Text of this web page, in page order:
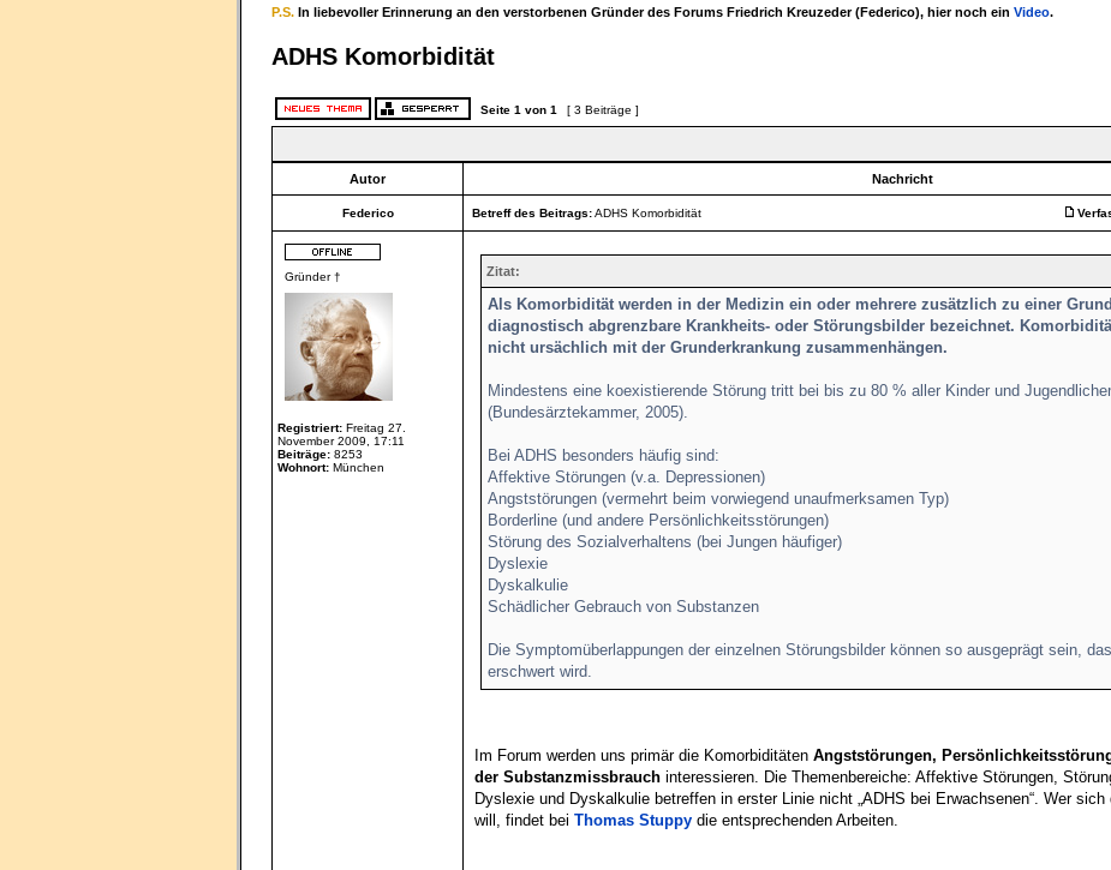
P.S. In liebevoller Erinnerung an den verstorbenen Gründer des Forums Friedrich Kreuzeder (Federico), hier noch ein Video.
ADHS Komorbidität
Seite 1 von 1 [ 3 Beiträge ]
Autor Nachricht
Federico Betreff des Beitrags:ADHS Komorbidität
Gründer †
Registriert: Freitag 27.
November 2009, 17:11
Beiträge: 8253
Wohnort: München
Zitat:
Als Komorbidität werden in der Medizin ein oder mehrere zusätzlich zu einer
diagnostisch abgrenzbare Krankheits- oder Störungsbilder bezeichnet.
nicht ursächlich mit der Grunderkrankung zusammenhängen.
Mindestens eine koexistierende Störung tritt bei bis zu 80 % aller Kinder und
(Bundesärztekammer, 2005).
Bei ADHS besonders häufig sind:
Affektive Störungen (v.a. Depressionen)
Angststörungen (vermehrt beim vorwiegend unaufmerksamen Typ)
Borderline (und andere Persönlichkeitsstörungen)
Störung des Sozialverhaltens (bei Jungen häufiger)
Dyslexie
Dyskalkulie
Schädlicher Gebrauch von Substanzen
Die Symptomüberlappungen der einzelnen Störungsbilder können so ausgeprägt sein,
erschwert wird.
Im Forum werden uns primär die Komorbiditäten Angststörungen,
der Substanzmissbrauch interessieren. Die Themenbereiche: Affektive Störungen,
Dyslexie und Dyskalkulie betreffen in erster Linie nicht „ADHS bei Erwachsenen“. Wer
will, findet bei Thomas Stuppy die entsprechenden Arbeiten.